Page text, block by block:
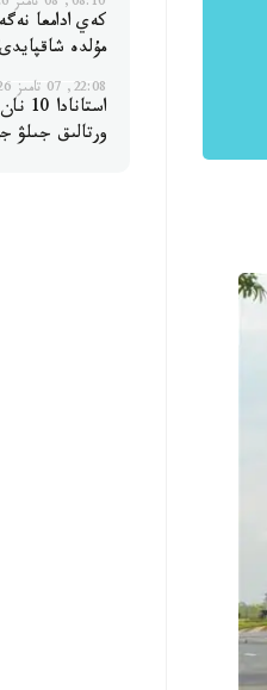
كەي ادامعا
مۇلدە
22:08, 07 تامىز 2026
ورتالىق جىلۋ